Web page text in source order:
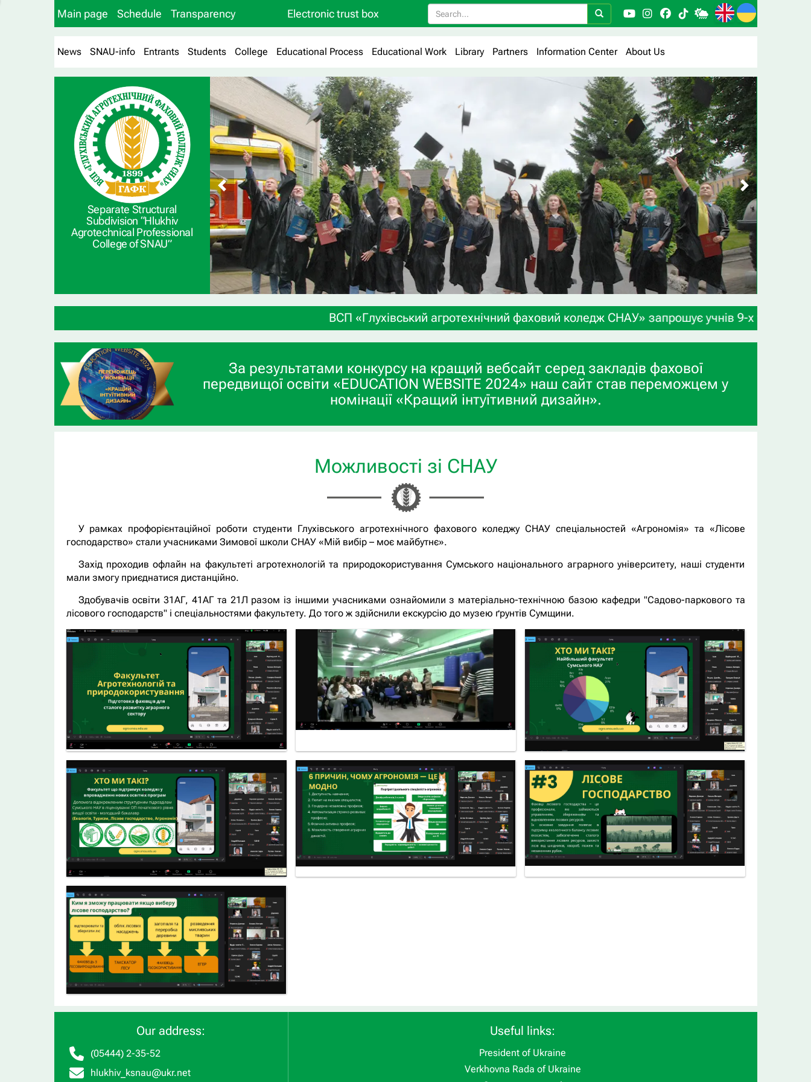
Main page Schedule Transparency Electronic trust box
News SNAU-info Entrants Students College Educational Process Educational Work Library Partners Information Center About Us
Separate Structural
Subdivision “Hlukhiv
Agrotechnical Professional
College of SNAU”
ВСП «Глухівський агротехнічний фаховий коледж СНАУ» запрошує учнів 9-х та 11-х класів, а
За результатами конкурсу на кращий вебсайт серед закладів фахової
передвищої освіти «EDUCATION WEBSITE 2024» наш сайт став переможцем у
номінації «Кращий інтуїтивний дизайн».
Можливості зі СНАУ
У рамках профорієнтаційної роботи студенти Глухівського агротехнічного фахового коледжу СНАУ спеціальностей «Агрономія» та «Лісове
господарство» стали учасниками Зимової школи СНАУ «Мій вибір – моє майбутнє».
Захід проходив офлайн на факультеті агротехнологій та природокористування Сумського національного аграрного університету, наші студенти
мали змогу приєднатися дистанційно.
Здобувачів освіти 31АГ, 41АГ та 21Л разом із іншими учасниками ознайомили з матеріально-технічною базою кафедри "Садово-паркового та
лісового господарств" і спеціальностями факультету. До того ж здійснили екскурсію до музею ґрунтів Сумщини.
Our address:
(05444) 2-35-52
hlukhiv_ksnau@ukr.net
Useful links:
President of Ukraine
Verkhovna Rada of Ukraine